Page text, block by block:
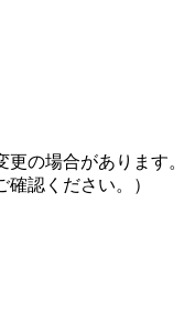
更の場合があります。
認ください。）